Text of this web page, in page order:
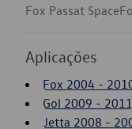
Fox Passat
Aplicações
Fox 2004 -
Gol 2009 - 2011
Jetta 2008 -